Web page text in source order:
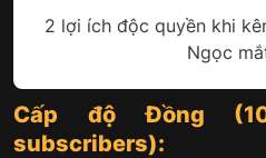
2 lợi ích độc quyền khi
Ngọc
Cấp độ Đồng
subscribers):